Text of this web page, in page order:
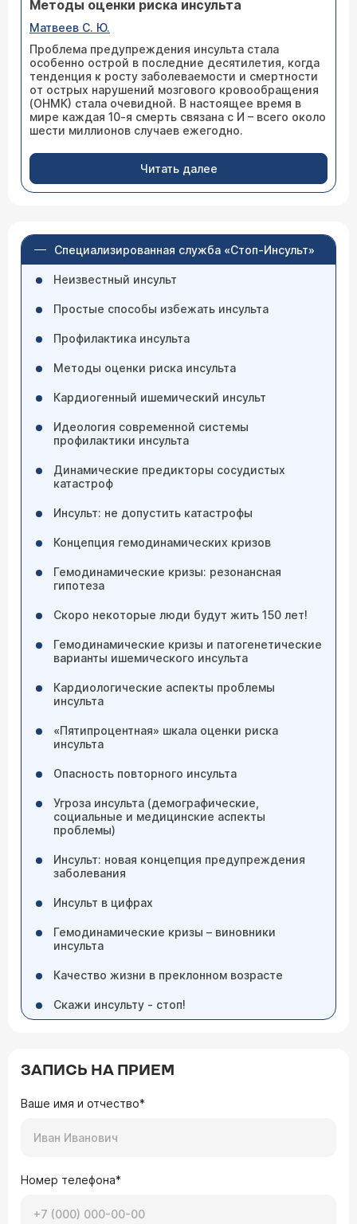
Методы оценки риска инсульта
Матвеев С. Ю.
Проблема предупреждения инсульта стала
особенно острой в последние десятилетия, когда
тенденция к росту заболеваемости и смертности
от острых нарушений мозгового кровообращения
(ОНМК) стала очевидной. В настоящее время в
мире каждая 10-я смерть связана с И – всего около
шести миллионов случаев ежегодно.
Читать далее
Специализированная служба «Стоп-Инсульт»
Неизвестный инсульт
Простые способы избежать инсульта
Профилактика инсульта
Методы оценки риска инсульта
Кардиогенный ишемический инсульт
Идеология современной системы
профилактики инсульта
Динамические предикторы сосудистых
катастроф
Инсульт: не допустить катастрофы
Концепция гемодинамических кризов
Гемодинамические кризы: резонансная
гипотеза
Скоро некоторые люди будут жить 150 лет!
Гемодинамические кризы и патогенетические
варианты ишемического инсульта
Кардиологические аспекты проблемы
инсульта
«Пятипроцентная» шкала оценки риска
инсульта
Опасность повторного инсульта
Угроза инсульта (демографические,
социальные и медицинские аспекты
проблемы)
Инсульт: новая концепция предупреждения
заболевания
Инсульт в цифрах
Гемодинамические кризы – виновники
инсульта
Качество жизни в преклонном возрасте
Скажи инсульту - стоп!
ЗАПИСЬ НА ПРИЕМ
Ваше имя и отчество*
Номер телефона*